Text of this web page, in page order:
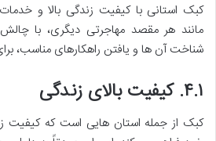
کبک استانی با کیفیت زندگی بالا و
مانند هر مقصد مهاجرتی دیگری، با
شناخت آن ها و یافتن راهکارهای مناسب،
۴.۱. کیفیت بالای زندگی
کبک از جمله استان هایی است که کیفیت